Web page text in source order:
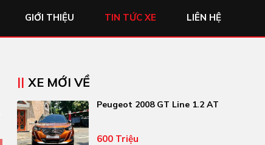
GIỚI THIỆU TIN TỨC XE LIÊN HỆ
XE MỚI VỀ
Peugeot 2008 GT Line 1.2 AT
600 Triệu